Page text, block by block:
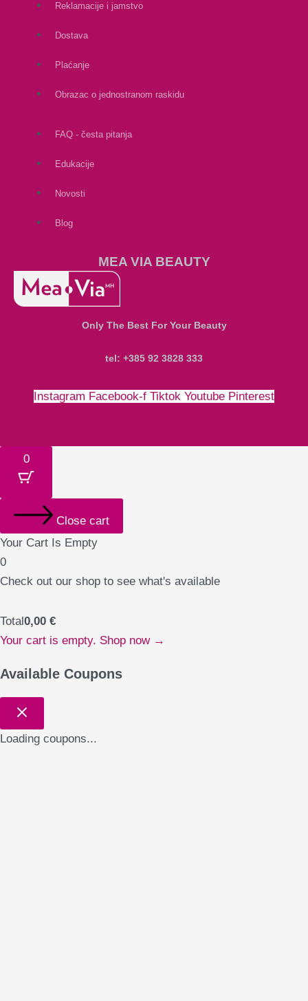
Reklamacije i jamstvo
Dostava
Plaćanje
Obrazac o jednostranom raskidu
FAQ - česta pitanja
Edukacije
Novosti
Blog
MEA VIA BEAUTY
Only The Best For Your Beauty
tel: +385 92 3828 333
Instagram Facebook-f Tiktok Youtube Pinterest
0
Close cart
Your Cart Is Empty
0
Check out our shop to see what's available
Total0,00 €
Your cart is empty. Shop now →
Available Coupons
Loading coupons...